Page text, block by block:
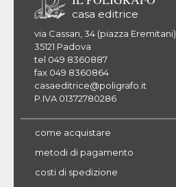
casa editrice
via Cassan, 34 (piazza Eremitani)
35121 Padova
tel 049 8360887
fax 049 8360864
casaeditrice@poligrafo.it
P.IVA 01372780286
come acquistare
metodi di pagamento
costi di spedizione